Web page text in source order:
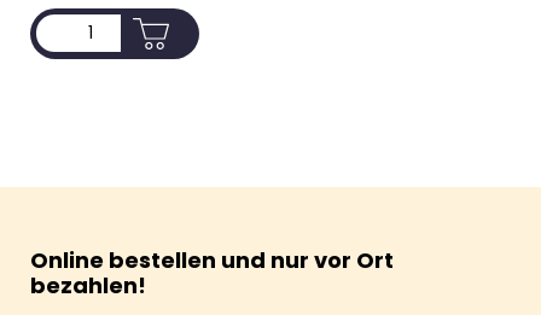
Online bestellen und nur vor Ort
bezahlen!